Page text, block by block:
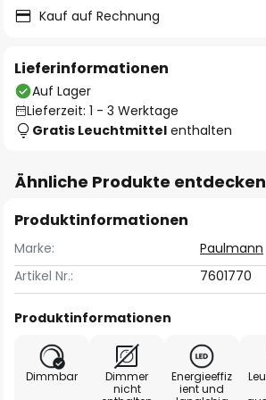
Kauf auf Rechnung
Lieferinformationen
Auf Lager
Lieferzeit: 1 - 3 Werktage
Gratis Leuchtmittel enthalten
Ähnliche Produkte entdecken
Produktinformationen
Marke:
Paulmann
Artikel Nr.:
7601770
Produktinformationen
Dimmbar
Dimmer
nicht
Energieeffiz
ient und